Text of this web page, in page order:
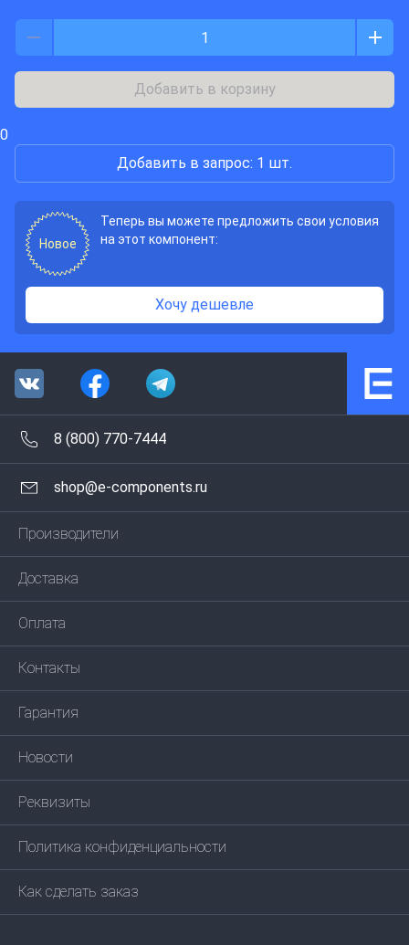
Добавить в корзину
0
Добавить в запрос: 1 шт.
Новое
Теперь вы можете предложить свои условия
на этот компонент:
Хочу дешевле
8 (800) 770-7444
shop@e-components.ru
Производители
Доставка
Оплата
Контакты
Гарантия
Новости
Реквизиты
Политика конфиденциальности
Как сделать заказ